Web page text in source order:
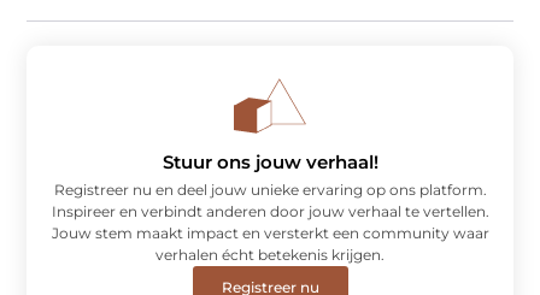
Stuur ons jouw verhaal!
Registreer nu en deel jouw unieke ervaring op ons platform.
Inspireer en verbindt anderen door jouw verhaal te vertellen.
Jouw stem maakt impact en versterkt een community waar
verhalen écht betekenis krijgen.
Registreer nu